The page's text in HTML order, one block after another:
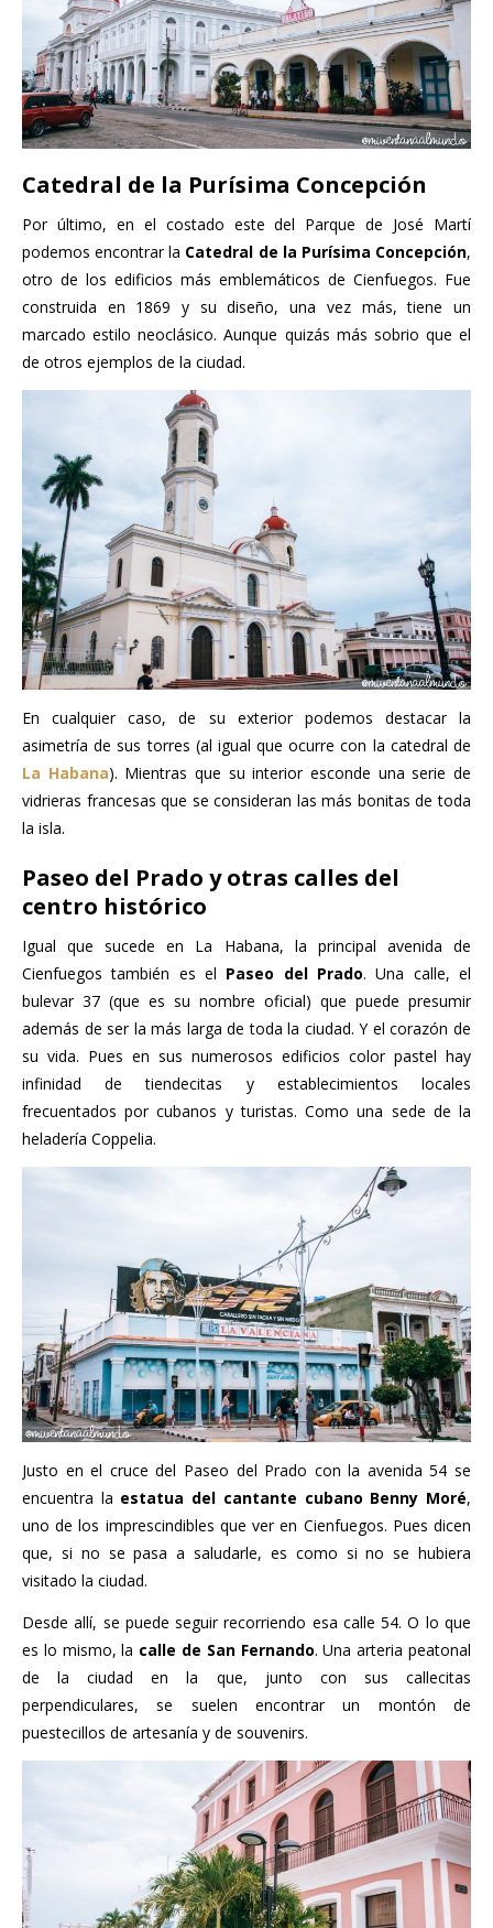
Catedral de la Purísima Concepción
Por último, en el costado este del Parque de José Martí
podemos encontrar la Catedral de la Purísima Concepción,
otro de los edificios más emblemáticos de Cienfuegos. Fue
construida en 1869 y su diseño, una vez más, tiene un
marcado estilo neoclásico. Aunque quizás más sobrio que el
de otros ejemplos de la ciudad.
En cualquier caso, de su exterior podemos destacar la
asimetría de sus torres (al igual que ocurre con la catedral de
La Habana). Mientras que su interior esconde una serie de
vidrieras francesas que se consideran las más bonitas de toda
la isla.
Paseo del Prado y otras calles del
centro histórico
Igual que sucede en La Habana, la principal avenida de
Cienfuegos también es el Paseo del Prado. Una calle, el
bulevar 37 (que es su nombre oficial) que puede presumir
además de ser la más larga de toda la ciudad. Y el corazón de
su vida. Pues en sus numerosos edificios color pastel hay
infinidad de tiendecitas y establecimientos locales
frecuentados por cubanos y turistas. Como una sede de la
heladería Coppelia.
Justo en el cruce del Paseo del Prado con la avenida 54 se
encuentra la estatua del cantante cubano Benny Moré,
uno de los imprescindibles que ver en Cienfuegos. Pues dicen
que, si no se pasa a saludarle, es como si no se hubiera
visitado la ciudad.
Desde allí, se puede seguir recorriendo esa calle 54. O lo que
es lo mismo, la calle de San Fernando. Una arteria peatonal
de la ciudad en la que, junto con sus callecitas
perpendiculares, se suelen encontrar un montón de
puestecillos de artesanía y de souvenirs.